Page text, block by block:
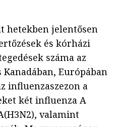
hetekben jelentősen
és kórházi
száma az
Európában
influenzaszezon a
két influenza A
valamint